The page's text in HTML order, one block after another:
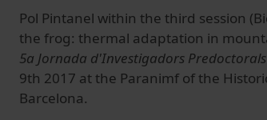
Pol Pintanel within the third session
the frog: thermal adaptation in
5a Jornada d'Investigadors
9th 2017 at the Paranimf of the
Barcelona.